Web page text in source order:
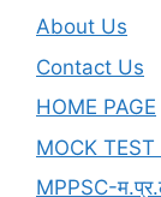
01
About Us
Contact Us
HOME PAGE
MOCK TEST
MPPSC-